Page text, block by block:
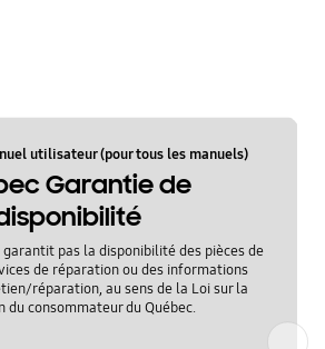
utilisateur (pour tous les manuels)
Garantie de
garantit pas la disponibilité des pièces de
de réparation ou des informations
réparation, au sens de la Loi sur la
du consommateur du Québec.